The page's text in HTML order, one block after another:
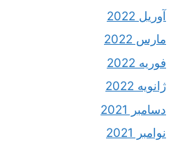
آوریل 2022
مارس 2022
فوریه 2022
ژانویه 2022
دسامبر 2021
نوامبر 2021